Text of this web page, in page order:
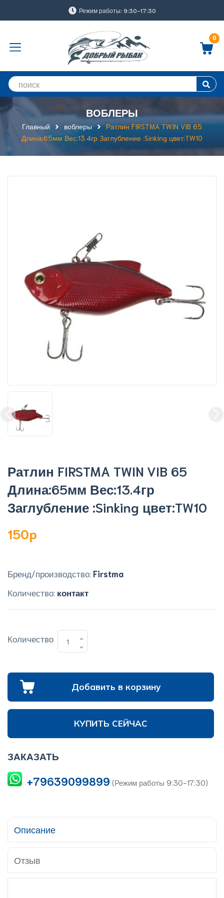
Режим работы: 9:30-17:30
0
ВОБЛЕРЫ
Главный воблеры
Ратлин FIRSTMA TWIN VIB 65
Длина:65мм Вес:13.4гр Заглубление :Sinking цвет:TW10
Ратлин FIRSTMA TWIN VIB 65
Длина:65мм Вес:13.4гр
Заглубление :Sinking цвет:TW10
150p
Бренд/производство: Firstma
Количество: контакт
Количество
Добавить в корзину
КУПИТЬ СЕЙЧАС
ЗАКАЗАТЬ
+79639099899 (Режим работы 9:30-17:30)
Описание
Отзыв